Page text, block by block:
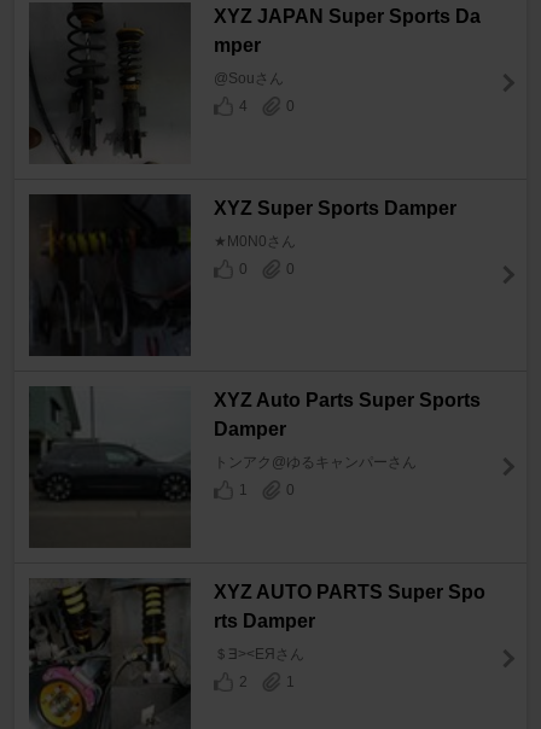
XYZ JAPAN Super Sports Da
mper
@Souさん
4
0
XYZ Super Sports Damper
★M0N0さん
0
0
XYZ Auto Parts Super Sports
Damper
トンアク@ゆるキャンパーさん
1
0
XYZ AUTO PARTS Super Spo
rts Damper
＄∃><ЕЯさん
2
1